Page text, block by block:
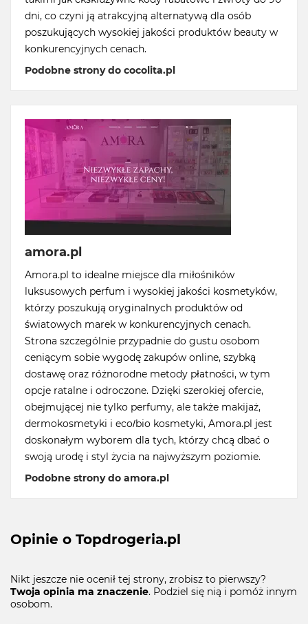
dni, co czyni ją atrakcyjną alternatywą dla osób
poszukujących wysokiej jakości produktów beauty w
konkurencyjnych cenach.
Podobne strony do cocolita.pl
amora.pl
Amora.pl to idealne miejsce dla miłośników
luksusowych perfum i wysokiej jakości kosmetyków,
którzy poszukują oryginalnych produktów od
światowych marek w konkurencyjnych cenach.
Strona szczególnie przypadnie do gustu osobom
ceniącym sobie wygodę zakupów online, szybką
dostawę oraz różnorodne metody płatności, w tym
opcje ratalne i odroczone. Dzięki szerokiej ofercie,
obejmującej nie tylko perfumy, ale także makijaż,
dermokosmetyki i eco/bio kosmetyki, Amora.pl jest
doskonałym wyborem dla tych, którzy chcą dbać o
swoją urodę i styl życia na najwyższym poziomie.
Podobne strony do amora.pl
Opinie o Topdrogeria.pl
Nikt jeszcze nie ocenił tej strony, zrobisz to pierwszy?
Twoja opinia ma znaczenie. Podziel się nią i pomóż innym
osobom.